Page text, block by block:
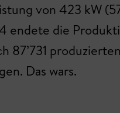
von 423 kW
endete die
87’731 produzierten
Das wars.